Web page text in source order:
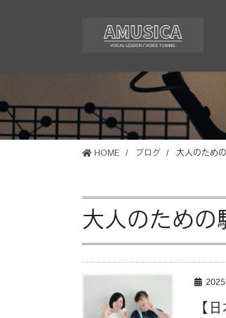
移
動
ン
に
移
HOME ブログ 大人のため
大人のための
2025
【